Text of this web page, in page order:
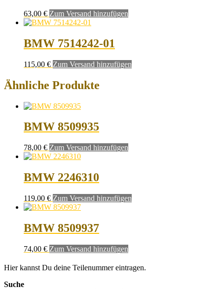
63,00 € Zum Versand hinzufügen
BMW 7514242-01
115,00 € Zum Versand hinzufügen
Ähnliche Produkte
BMW 8509935
78,00 € Zum Versand hinzufügen
BMW 2246310
119,00 € Zum Versand hinzufügen
BMW 8509937
74,00 € Zum Versand hinzufügen
Hier kannst Du deine Teilenummer eintragen.
Suche